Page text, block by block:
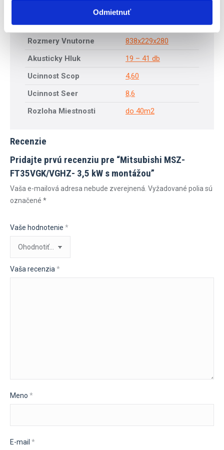
Odmietnuť
Rozmery Vonkajsie
800 x 285 x 550
Rozmery Vnutorne
838x229x280
Akusticky Hluk
19 – 41 db
Ucinnost Scop
4,60
Ucinnost Seer
8,6
Rozloha Miestnosti
do 40m2
Recenzie
Pridajte prvú recenziu pre “Mitsubishi MSZ-
FT35VGK/VGHZ- 3,5 kW s montážou”
Vaša e-mailová adresa nebude zverejnená. Vyžadované polia sú
označené *
Vaše hodnotenie *
Vaša recenzia *
Meno *
E-mail *